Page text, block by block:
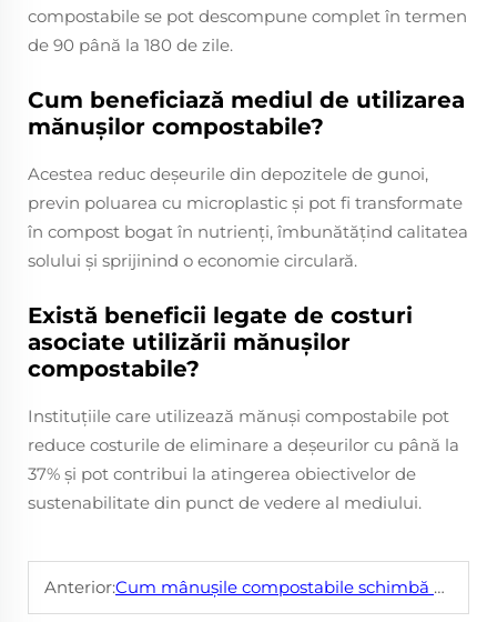
compostabile se pot descompune complet în termen
de 90 până la 180 de zile.
Cum beneficiază mediul de utilizarea
mănușilor compostabile?
Acestea reduc deșeurile din depozitele de gunoi,
previn poluarea cu microplastic și pot fi transformate
în compost bogat în nutrienți, îmbunătățind calitatea
solului și sprijinind o economie circulară.
Există beneficii legate de costuri
asociate utilizării mănușilor
compostabile?
Instituțiile care utilizează mănuși compostabile pot
reduce costurile de eliminare a deșeurilor cu până la
37% și pot contribui la atingerea obiectivelor de
sustenabilitate din punct de vedere al mediului.
Anterior:Cum mânușile compostabile schimbă modul în care gândim despre deșeuri